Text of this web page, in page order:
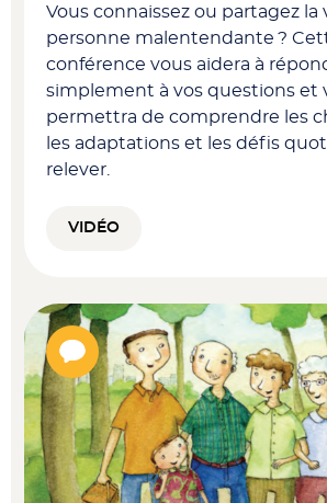
Vous connaissez ou partagez la
personne malentendante ?
conférence vous aidera à
simplement à vos questions et
permettra de comprendre les
les adaptations et les défis
relever.
VIDÉO